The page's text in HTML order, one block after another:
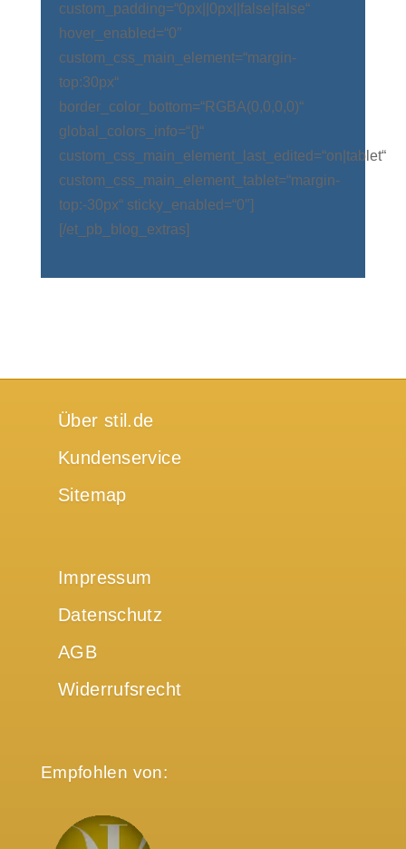
custom_padding=“0px||0px||false|false“
hover_enabled=“0″
custom_css_main_element=“margin-
top:30px“
border_color_bottom=“RGBA(0,0,0,0)“
global_colors_info=“{}“
custom_css_main_element_last_edited=“on|tablet“
custom_css_main_element_tablet=“margin-
top:-30px“ sticky_enabled=“0″]
[/et_pb_blog_extras]
Über stil.de
Kundenservice
Sitemap
Impressum
Datenschutz
AGB
Widerrufsrecht
Empfohlen von: